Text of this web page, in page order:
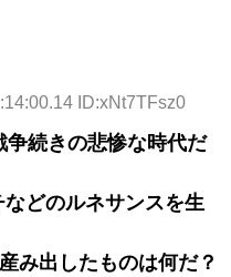
ID:xNt7TFsz0
続きの悲惨な時代だ
どのルネサンスを生
み出したものは何だ？